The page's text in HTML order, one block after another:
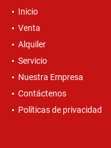
Inicio
Venta
Alquiler
Servicio
Nuestra Empresa
Contáctenos
Políticas de privacidad